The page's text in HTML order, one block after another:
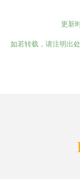
更新
如若转载，请注明出